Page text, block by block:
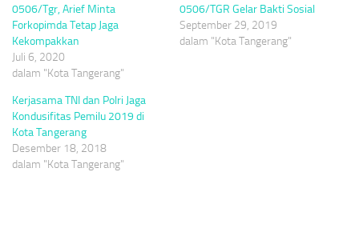
0506/Tgr, Arief Minta
Forkopimda Tetap Jaga
Kekompakkan
Juli 6, 2020
dalam "Kota Tangerang"
0506/TGR Gelar Bakti Sosial
September 29, 2019
dalam "Kota Tangerang"
Kerjasama TNI dan Polri Jaga
Kondusifitas Pemilu 2019 di
Kota Tangerang
Desember 18, 2018
dalam "Kota Tangerang"